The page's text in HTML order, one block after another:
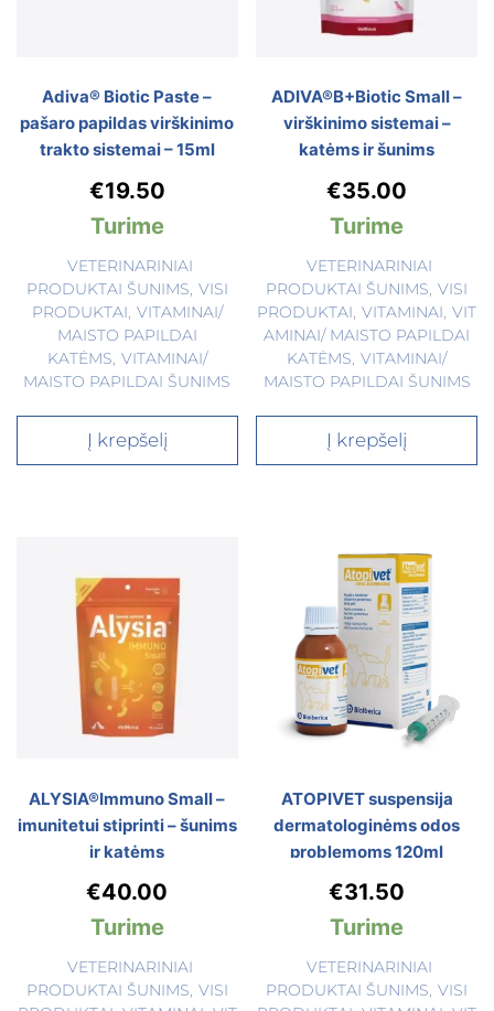
Adiva® Biotic Paste –
pašaro papildas virškinimo
trakto sistemai – 15ml
€19.50
Turime
VETERINARINIAI
PRODUKTAI ŠUNIMS VISI
PRODUKTAI VITAMINAI/
MAISTO PAPILDAI
KATĖMS VITAMINAI/
MAISTO PAPILDAI ŠUNIMS
Į krepšelį
ADIVA®B+Biotic Small –
virškinimo sistemai –
katėms ir šunims
€35.00
Turime
VETERINARINIAI
PRODUKTAI ŠUNIMS VISI
PRODUKTAI VITAMINAI VIT
AMINAI/ MAISTO PAPILDAI
KATĖMS VITAMINAI/
MAISTO PAPILDAI ŠUNIMS
Į krepšelį
ALYSIA®Immuno Small –
imunitetui stiprinti – šunims
ir katėms
€40.00
Turime
VETERINARINIAI
PRODUKTAI ŠUNIMS VISI
ATOPIVET suspensija
dermatologinėms odos
problemoms 120ml
€31.50
Turime
VETERINARINIAI
PRODUKTAI ŠUNIMS VISI